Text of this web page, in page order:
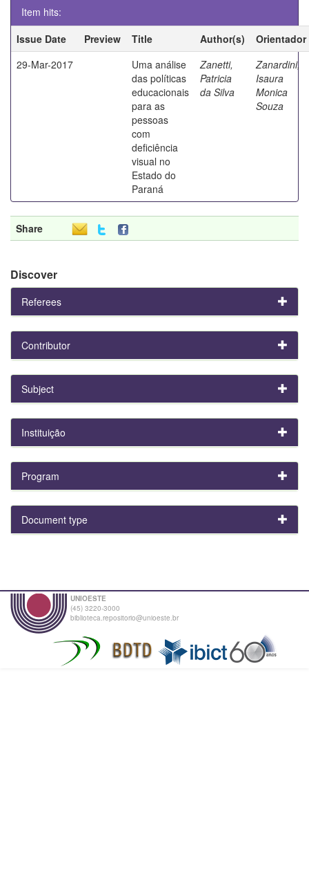
Item hits:
Issue Date
Preview Title Author(s)
Orientador
29-Mar-2017
Uma análise
das políticas
educacionais
para as
pessoas
com
deficiência
visual no
Estado do
Paraná
Zanetti,
Patricia
da Silva
Zanardini,
Isaura
Monica
Souza
Share
Discover
Referees
Contributor
Subject
Instituição
Program
Document type
UNIOESTE
(45) 3220-3000
biblioteca.repositorio@unioeste.br